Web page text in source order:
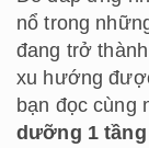
nổ trong
đang trở
xu hướng
bạn đọc cùng
dưỡng 1